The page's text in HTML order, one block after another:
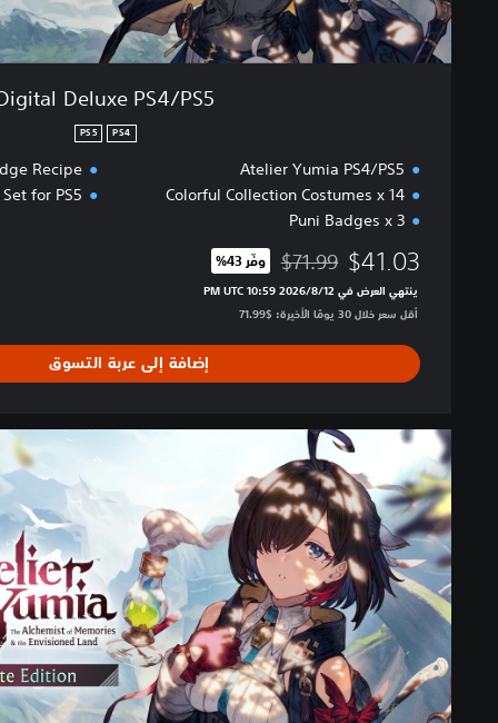
S
4
/
Deluxe PS4/PS5
PS4
PS5
Atelier Yumia PS4/PS5
Colorful Collection Costumes x 14
Puni Badges x 3
Recipe
for PS5
$41.03 مخصوم من السعر الأصلي البالغ $71.99‏
$71.99 وفّر 43%‏
ينتهي العرض في 12‏/8‏/2026 10:59 PM UTC‏
أقل سعر خلال 30 يومًا الأخيرة: $71.99‏
إضافة إلى عربة التسوق
U
l
t
i
m
a
t
e
E
i
t